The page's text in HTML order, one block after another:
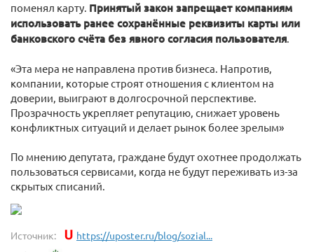
поменял карту. Принятый закон запрещает компаниям
использовать ранее сохранённые реквизиты карты или
банковского счёта без явного согласия пользователя.
«Эта мера не направлена против бизнеса. Напротив,
компании, которые строят отношения с клиентом на
доверии, выиграют в долгосрочной перспективе.
Прозрачность укрепляет репутацию, снижает уровень
конфликтных ситуаций и делает рынок более зрелым»
По мнению депутата, граждане будут охотнее продолжать
пользоваться сервисами, когда не будут переживать из-за
скрытых списаний.
Источник: https://uposter.ru/blog/sozial...